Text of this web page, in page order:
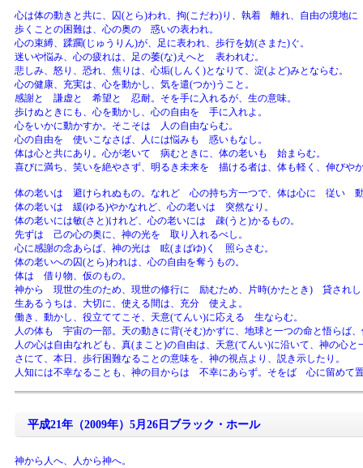
心は体の動きと共に、囚(とら)われ、拘(こだわ)り、執着 離れ、自由の境地
歩くことの困難は、心の奥の 惑いの表われ。
心の束縛、蹂躙(じゅうりん)が、足に表われ、歩行を妨(さまた)ぐ。
迷いや悩み、心の疲れは、足の萎(な)えへと 表われむ。
悲しみ、怒り、恐れ、焦りは、心垢(しんく)となりて、淀(よど)みとならむ。
心の健康、充実は、心を動かし、気を遣(つか)うこと。
感謝と 謙虚と 希望と 忍耐。そを手に入れるが、生の意味。
歩けぬときにも、心を動かし、心の自由を 手に入れよ。
心をいかに動かすか。そこそは 人の自由ならむ。
心の自由を 使いこなさば、人には悩みも 惑いもなし。
体は心と共にあり。心が老いて 病むときに、体の老いも 始まらむ。
喜びに満ち、笑いを絶やさず、明るき未来を 描ける者は、体も軽く、伸びや
体の老いは 避けられぬもの。なれど 心の持ち方一つで、体は心に 従い
体の老いは 緩(ゆる)やかなれど、心の老いは 突然なり。
体の老いには敏(さと)けれど、心の老いには 疎(うと)かるもの。
先ずは 己の心の奥に、神の光を 取り入れるべし。
心に感謝の念あらば、神の光は 眩(まばゆ)く 照らさむ。
体の老いへの囚(とら)われは、心の自由を奪うもの。
体は 借り物、仮のもの。
神から 現世の生のため、現世の修行に 励むため、片時(かたとき) 貸され
生あるうちは、大切に、使える間は、充分 使えよ。
働き、動かし、役立ててこそ、天意(てんい)に応える 生ならむ。
人の体も 宇宙の一部。天の動きに背(そむ)かずに、地球と一つの命と悟ら
人の心は自由なれども、真(まこと)の自由は、天意(てんい)に沿いて、神の心と
さにて、本日、歩行困難なることの意味を、神の視点より、説き示したり。
人知には不幸なることも、神の目からは 不幸にあらず。そをば 心に留めて
平成21年（2009年）5月26日ブラック・ホール
神から人へ、人から神へ。